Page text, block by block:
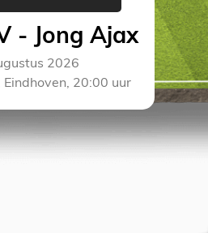
- Jong Ajax
2026
20:00 uur